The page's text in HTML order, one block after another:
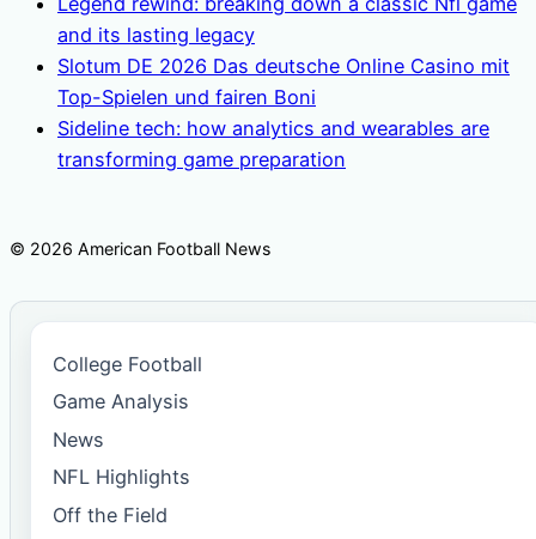
and its lasting legacy
Slotum DE 2026 Das deutsche Online Casino mit
Top-Spielen und fairen Boni
Sideline tech: how analytics and wearables are
transforming game preparation
© 2026 American Football News
College Football
Game Analysis
News
NFL Highlights
Off the Field